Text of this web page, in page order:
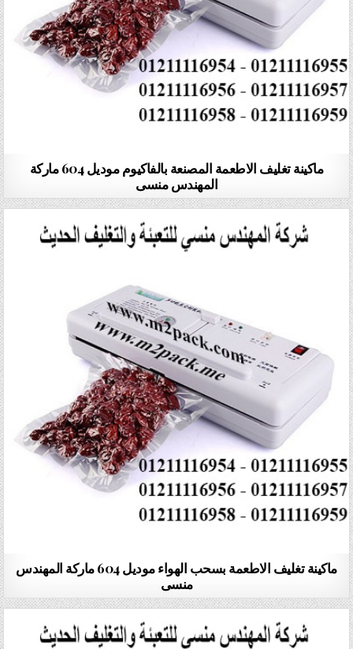
ماكينة تغليف الاطعمة المصنعة بالفاكيوم موديل 604 ماركة
المهندس منسى
ماكينة تغليف الاطعمة بسحب الهواء موديل 604 ماركة المهندس
منسى